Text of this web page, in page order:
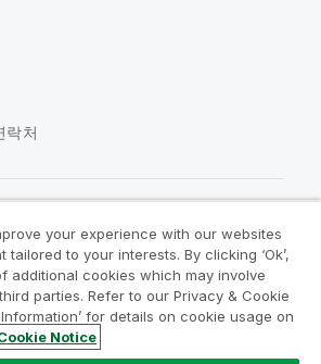
락처
Community
약관
Legal Policies
사용 약관
your experience with our websites
to your interests. By clicking ‘Ok’,
additional cookies which may involve
parties. Refer to our Privacy & Cookie
for details on cookie usage on
Notice